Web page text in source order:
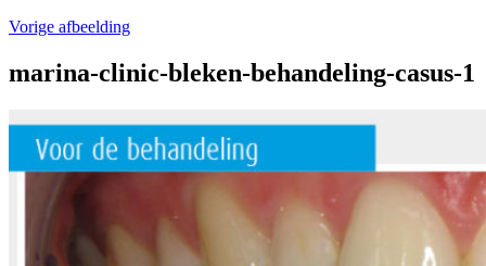
Vorige afbeelding
marina-clinic-bleken-behandeling-casus-1